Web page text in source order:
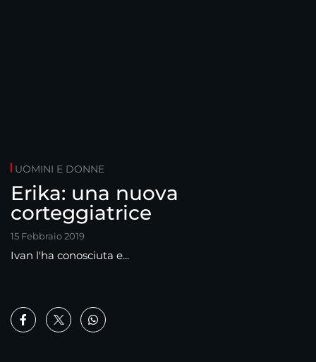
UOMINI E DONNE
Erika: una nuova
corteggiatrice
15 Febbraio 2019
Ivan l'ha conosciuta e...